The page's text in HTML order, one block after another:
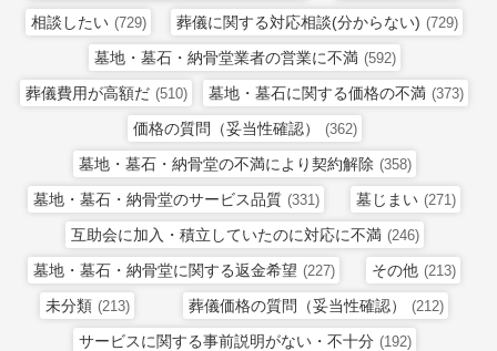
相談したい (729) 葬儀に関する対応相談(分からない) (729)
墓地・墓石・納骨堂業者の営業に不満 (592)
葬儀費用が高額だ (510) 墓地・墓石に関する価格の不満 (373)
価格の質問（妥当性確認） (362)
墓地・墓石・納骨堂の不満により契約解除 (358)
墓地・墓石・納骨堂のサービス品質 (331) 墓じまい (271)
互助会に加入・積立していたのに対応に不満 (246)
墓地・墓石・納骨堂に関する返金希望 (227) その他 (213)
未分類 (213) 葬儀価格の質問（妥当性確認） (212)
サービスに関する事前説明がない・不十分 (192)